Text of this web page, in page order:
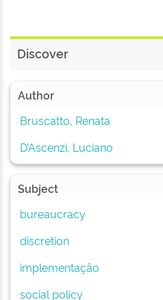
Discover
Author
Bruscatto, Renata
D’Ascenzi, Luciano
Subject
bureaucracy
discretion
implementação
social policy